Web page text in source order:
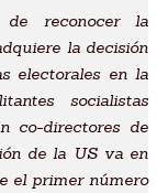
reconocer la
la decisión
electorales en la
socialistas
co-directores de
de la US va en
el primer número